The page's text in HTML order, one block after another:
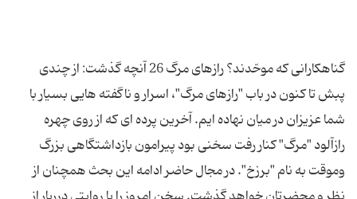
گناهکارانی که موحّدند؟ رازهای مرگ 26 آنچه گذشت: از چندی
پبش تا کنون در باب "رازهای مرگ"، اسرار و ناگفته هایی بسیار با
شما عزیزان در میان نهاده ایم. آخرین پرده ای که از روی چهره
رازآلود "مرگ" کنار رفت سخنی بود پیرامون بازداشتگاهی بزرگ
وموقت به نام "برزخ". در مجال حاضر ادامه این بحث همچنان از